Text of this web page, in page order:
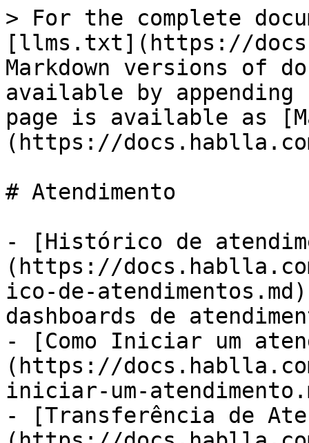
> For the complete
[llms.txt](https://
Markdown versions of
available by
page is available as
(https://
# Atendimento
- [Histórico de
(https://
ico-de-
dashboards de
- [Como Iniciar um
(https://
iniciar-um-
- [Transferência de